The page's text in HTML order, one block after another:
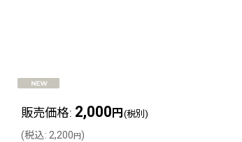
販売価格: 2,000 円 (税別)
(税込: 2,200 円 )